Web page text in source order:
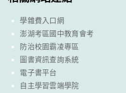
學雜費入口網
澎湖考區國中教育會考
防治校園霸凌專區
圖書資訊查詢系統
電子書平台
自主學習雲端學院